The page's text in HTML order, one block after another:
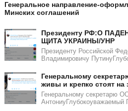
Генеральное направление-
Минских соглашений
Президенту РФ:О
ЩИТА УКРАИНЫ/УНР​​
Президенту Российской
Владимировичу
Генеральному
живы и крепко стоят на
Генеральному секретарю
АнтониуГлубокоуважаемый